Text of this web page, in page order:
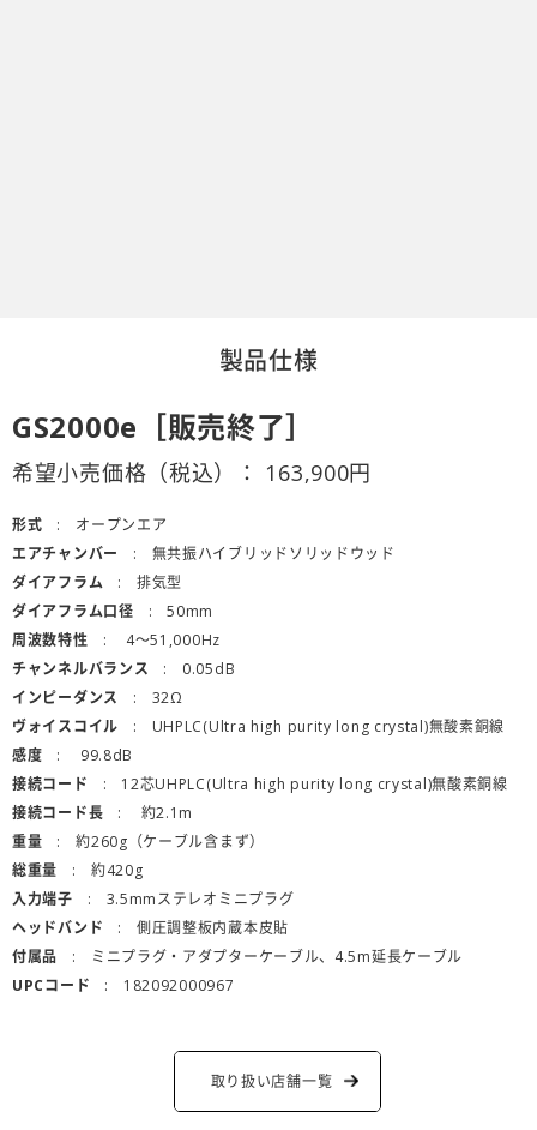
製品仕様
GS2000e［販売終了］
希望小売価格（税込）： 163,900円
形式
オープンエア
エアチャンバー
無共振ハイブリッドソリッドウッド
ダイアフラム
排気型
ダイアフラム口径
50mm
周波数特性
4〜51,000Hz
チャンネルバランス
0.05dB
インピーダンス
32Ω
ヴォイスコイル
UHPLC(Ultra high purity long crystal)無酸素銅線
感度
99.8dB
接続コード
12芯UHPLC(Ultra high purity long crystal)無酸素銅線
接続コード長
約2.1m
重量
約260g（ケーブル含まず）
総重量
約420g
入力端子
3.5mmステレオミニプラグ
ヘッドバンド
側圧調整板内蔵本皮貼
付属品
ミニプラグ・アダプターケーブル、4.5m延長ケーブル
UPCコード
182092000967
取り扱い店舗一覧